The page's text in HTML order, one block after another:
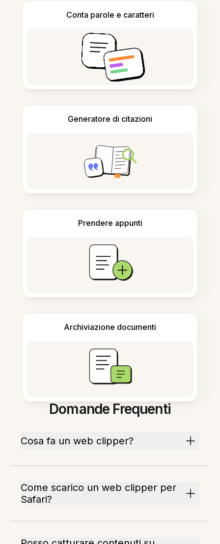
Conta parole e caratteri
Generatore di citazioni
Prendere appunti
Archiviazione documenti
Domande Frequenti
Cosa fa un web clipper?
Come scarico un web clipper per
Safari?